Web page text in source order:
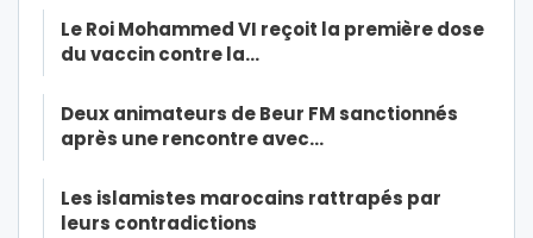
Le Roi Mohammed VI reçoit la première dose
du vaccin contre la…
Deux animateurs de Beur FM sanctionnés
après une rencontre avec…
Les islamistes marocains rattrapés par
leurs contradictions